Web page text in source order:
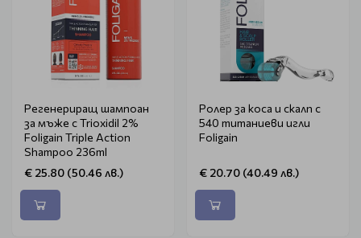
Регенериращ шампоан
за мъже с Trioxidil 2%
Foligain Triple Action
Shampoo 236ml
€ 25.80 (50.46 лв.)
Ролер за коса и скалп с
540 титаниеви игли
Foligain
€ 20.70 (40.49 лв.)